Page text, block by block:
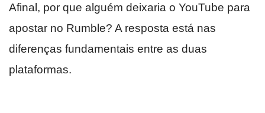
Afinal, por que alguém deixaria o YouTube para
apostar no Rumble? A resposta está nas
diferenças fundamentais entre as duas
plataformas.